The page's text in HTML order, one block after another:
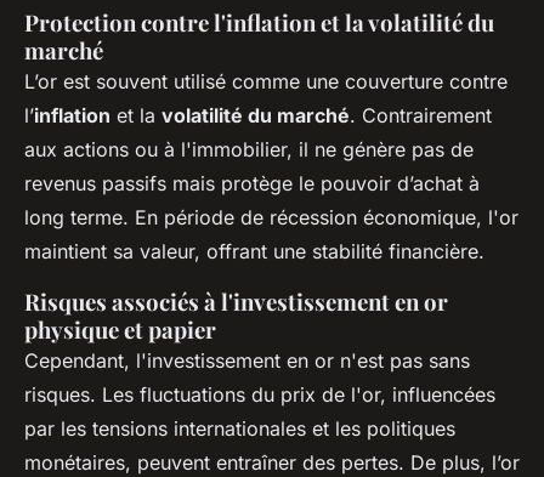
Protection contre l'inflation et la volatilité du
marché
L’or est souvent utilisé comme une couverture contre
l’inflation et la volatilité du marché. Contrairement
aux actions ou à l'immobilier, il ne génère pas de
revenus passifs mais protège le pouvoir d’achat à
long terme. En période de récession économique, l'or
maintient sa valeur, offrant une stabilité financière.
Risques associés à l'investissement en or
physique et papier
Cependant, l'investissement en or n'est pas sans
risques. Les fluctuations du prix de l'or, influencées
par les tensions internationales et les politiques
monétaires, peuvent entraîner des pertes. De plus, l’or